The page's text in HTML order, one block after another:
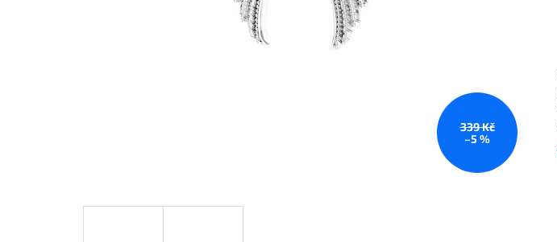
339 Kč
–5 %